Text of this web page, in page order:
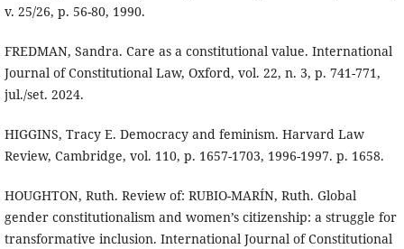
v. 25/26, p. 56-80, 1990.
FREDMAN, Sandra. Care as a constitutional value. International
Journal of Constitutional Law, Oxford, vol. 22, n. 3, p. 741-771,
jul./set. 2024.
HIGGINS, Tracy E. Democracy and feminism. Harvard Law
Review, Cambridge, vol. 110, p. 1657-1703, 1996-1997. p. 1658.
HOUGHTON, Ruth. Review of: RUBIO-MARÍN, Ruth. Global
gender constitutionalism and women’s citizenship: a struggle for
transformative inclusion. International Journal of Constitutional